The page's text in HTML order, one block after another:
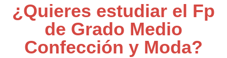
¿Quieres estudiar el Fp
de Grado Medio
Confección y Moda?